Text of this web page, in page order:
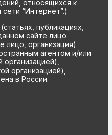
относящихся к
“Интернет”.)
публикациях,
сайте лицо
лицо, организация)
агентом и/или
организацией),
в России.